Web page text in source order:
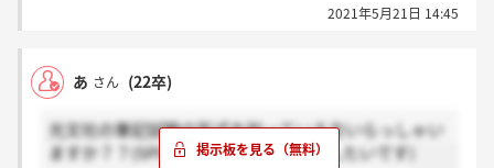
2021年5月21日 14:45
あ さん (22卒)
光文社の筆記試験の形式を知っている方いらっしゃい
ますか？？(SPIか玉手箱かなのお聞きしたいです)